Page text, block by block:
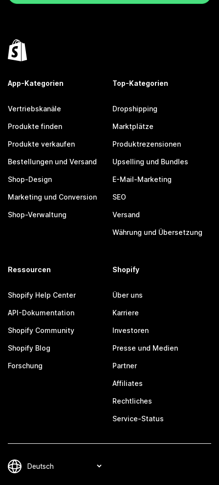
App-Kategorien
Vertriebskanäle
Produkte finden
Produkte verkaufen
Bestellungen und Versand
Shop-Design
Marketing und Conversion
Shop-Verwaltung
Top-Kategorien
Dropshipping
Marktplätze
Produktrezensionen
Upselling und Bundles
E-Mail-Marketing
SEO
Versand
Währung und Übersetzung
Ressourcen
Shopify Help Center
API-Dokumentation
Shopify Community
Shopify Blog
Forschung
Shopify
Über uns
Karriere
Investoren
Presse und Medien
Partner
Affiliates
Rechtliches
Service-Status